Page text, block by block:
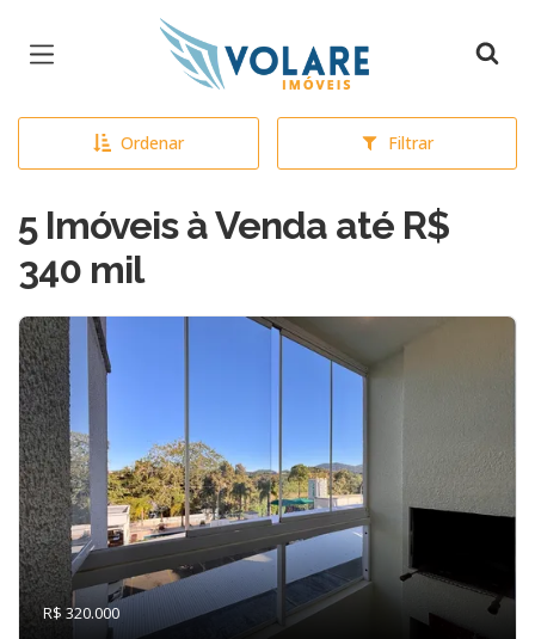
Página inicial
Ordenar Filtrar
5 Imóveis à Venda até R$
340 mil
R$ 320.000